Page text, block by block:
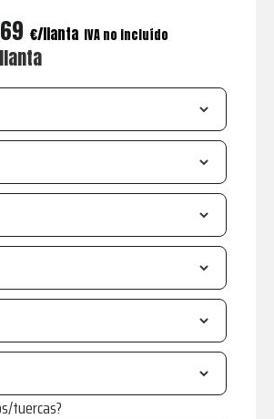
€ IVA no incluído
tuercas?